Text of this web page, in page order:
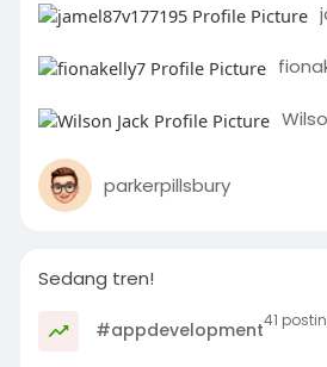
parkerpillsbury
Sedang tren!
#appdevelopment41